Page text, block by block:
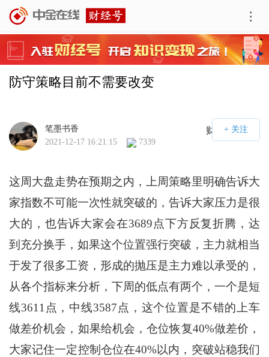
防守策略目前不需要改变
财经号APP
笔墨书香
2021-12-17 16:21:15
7339
这周大盘走势在预期之内，上周策略里明确告诉大
家指数不可能一次性就突破的，告诉大家压力是很
大的，也告诉大家会在3689点下方反复折腾，达
到充分换手，如果这个位置强行突破，主力就相当
于发了很多工资，形成的抛压是主力难以承受的，
从各个指标来分析，下周的低点有两个，一个是短
线3611点，中线3587点，这个位置是不错的上车
做差价机会，如果给机会，仓位恢复40%做差价，
大家记住一定控制仓位在40%以内，突破站稳我们